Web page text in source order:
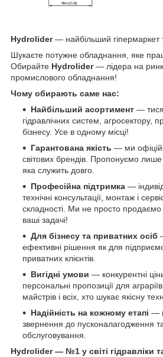
Hydrolider— найбільший гіпермаркет
Шукаєте потужне обладнання, яке
Обирайте Hydrolider— лідера на
промислового обладнання!
Чому обирають саме нас:
Найбільший асортимент —
гідравлічних систем, агросектору,
бізнесу. Усе в одному місці!
Гарантована якість — ми
світових брендів. Пропонуємо лише
яка служить довго.
Професійна підтримка —
технічні консультації, монтаж і
складності. Ми не просто
ваші задачі!
Для бізнесу та приватних осіб
ефективні рішення як для
приватних клієнтів.
Вигідні умови — конкурентні
персональні пропозиції для
майстрів і всіх, хто шукає якісну
Надійність на кожному етапі —
звернення до пусконалагодження
обслуговування.
Hydrolider — №1 у світі гідравліки